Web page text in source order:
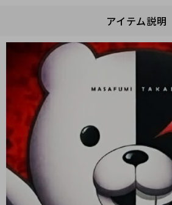
アイテム説明